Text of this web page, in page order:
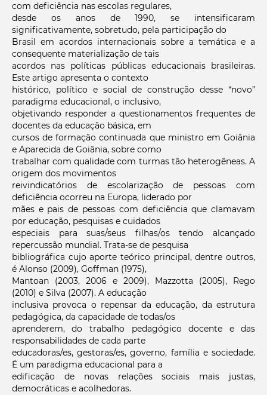
com deficiência nas escolas regulares,
desde os anos de 1990, se intensificaram
significativamente, sobretudo, pela participação do
Brasil em acordos internacionais sobre a temática e a
consequente materialização de tais
acordos nas políticas públicas educacionais brasileiras.
Este artigo apresenta o contexto
histórico, político e social de construção desse “novo”
paradigma educacional, o inclusivo,
objetivando responder a questionamentos frequentes de
docentes da educação básica, em
cursos de formação continuada que ministro em Goiânia
e Aparecida de Goiânia, sobre como
trabalhar com qualidade com turmas tão heterogêneas. A
origem dos movimentos
reivindicatórios de escolarização de pessoas com
deficiência ocorreu na Europa, liderado por
mães e pais de pessoas com deficiência que clamavam
por educação, pesquisas e cuidados
especiais para suas/seus filhas/os tendo alcançado
repercussão mundial. Trata-se de pesquisa
bibliográfica cujo aporte teórico principal, dentre outros,
é Alonso (2009), Goffman (1975),
Mantoan (2003, 2006 e 2009), Mazzotta (2005), Rego
(2010) e Silva (2007). A educação
inclusiva provoca o repensar da educação, da estrutura
pedagógica, da capacidade de todas/os
aprenderem, do trabalho pedagógico docente e das
responsabilidades de cada parte
educadoras/es, gestoras/es, governo, família e sociedade.
É um paradigma educacional para a
edificação de novas relações sociais mais justas,
democráticas e acolhedoras.